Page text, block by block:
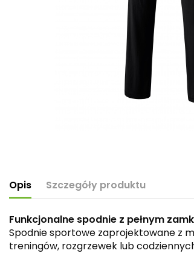
Opis Szczegóły produktu
Funkcjonalne spodnie z pełnym
Spodnie sportowe zaprojektowane z
treningów, rozgrzewek lub